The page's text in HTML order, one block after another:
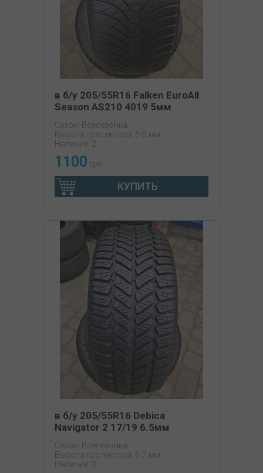
в б/у 205/55R16 Falken EuroAll
Season AS210 4019 5мм
Сезон: Всесезонка
Высота протектора: 5-6 мм
Наличие: 2
1100 грн
КУПИТЬ
в б/у 205/55R16 Debica
Navigator 2 17/19 6.5мм
Сезон: Всесезонка
Высота протектора: 6-7 мм
Наличие: 2